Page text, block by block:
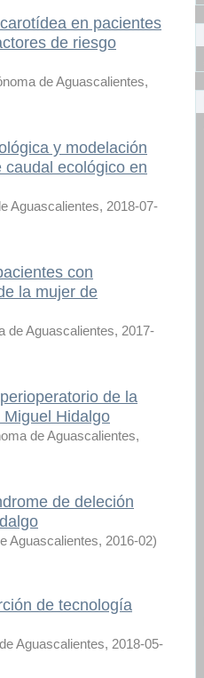
en pacientes
de riesgo
de Aguascalientes,
y modelación
ecológico en
Aguascalientes, 2018-07-
con
la mujer de
de Aguascalientes, 2017-
de la
Hidalgo
de Aguascalientes,
de deleción
Aguascalientes, 2016-02)
de tecnología
Aguascalientes, 2018-05-